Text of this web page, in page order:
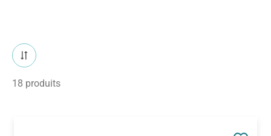
18 produits